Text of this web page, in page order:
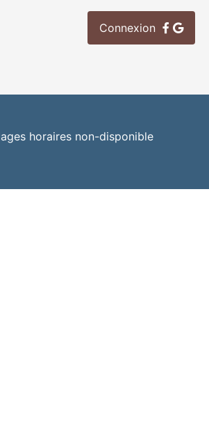
Connexion
horaires non-disponible